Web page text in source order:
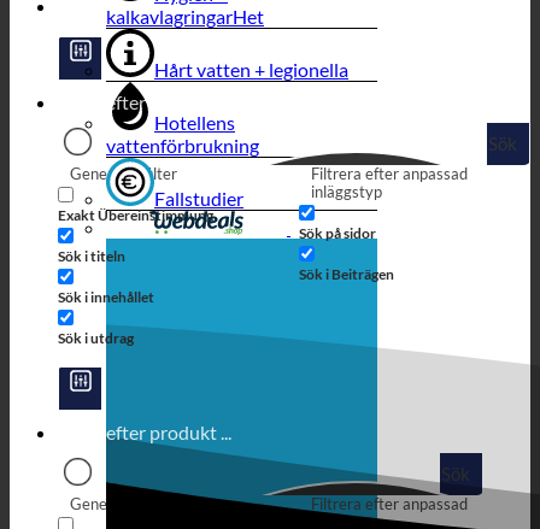
Sök
Generiska filter
Exakt Übereinstimmung
Sök i titeln
Sök i innehållet
Sök i utdrag
Filtrera efter anpassad
inläggstyp
Sök på sidor
Sök i Beiträgen
Sök
Generiska filter
Filtrera efter anpassad
inläggstyp
kalkavlagringar
Hårt vatten + legionella
Hotellens
vattenförbrukning
Fallstudier